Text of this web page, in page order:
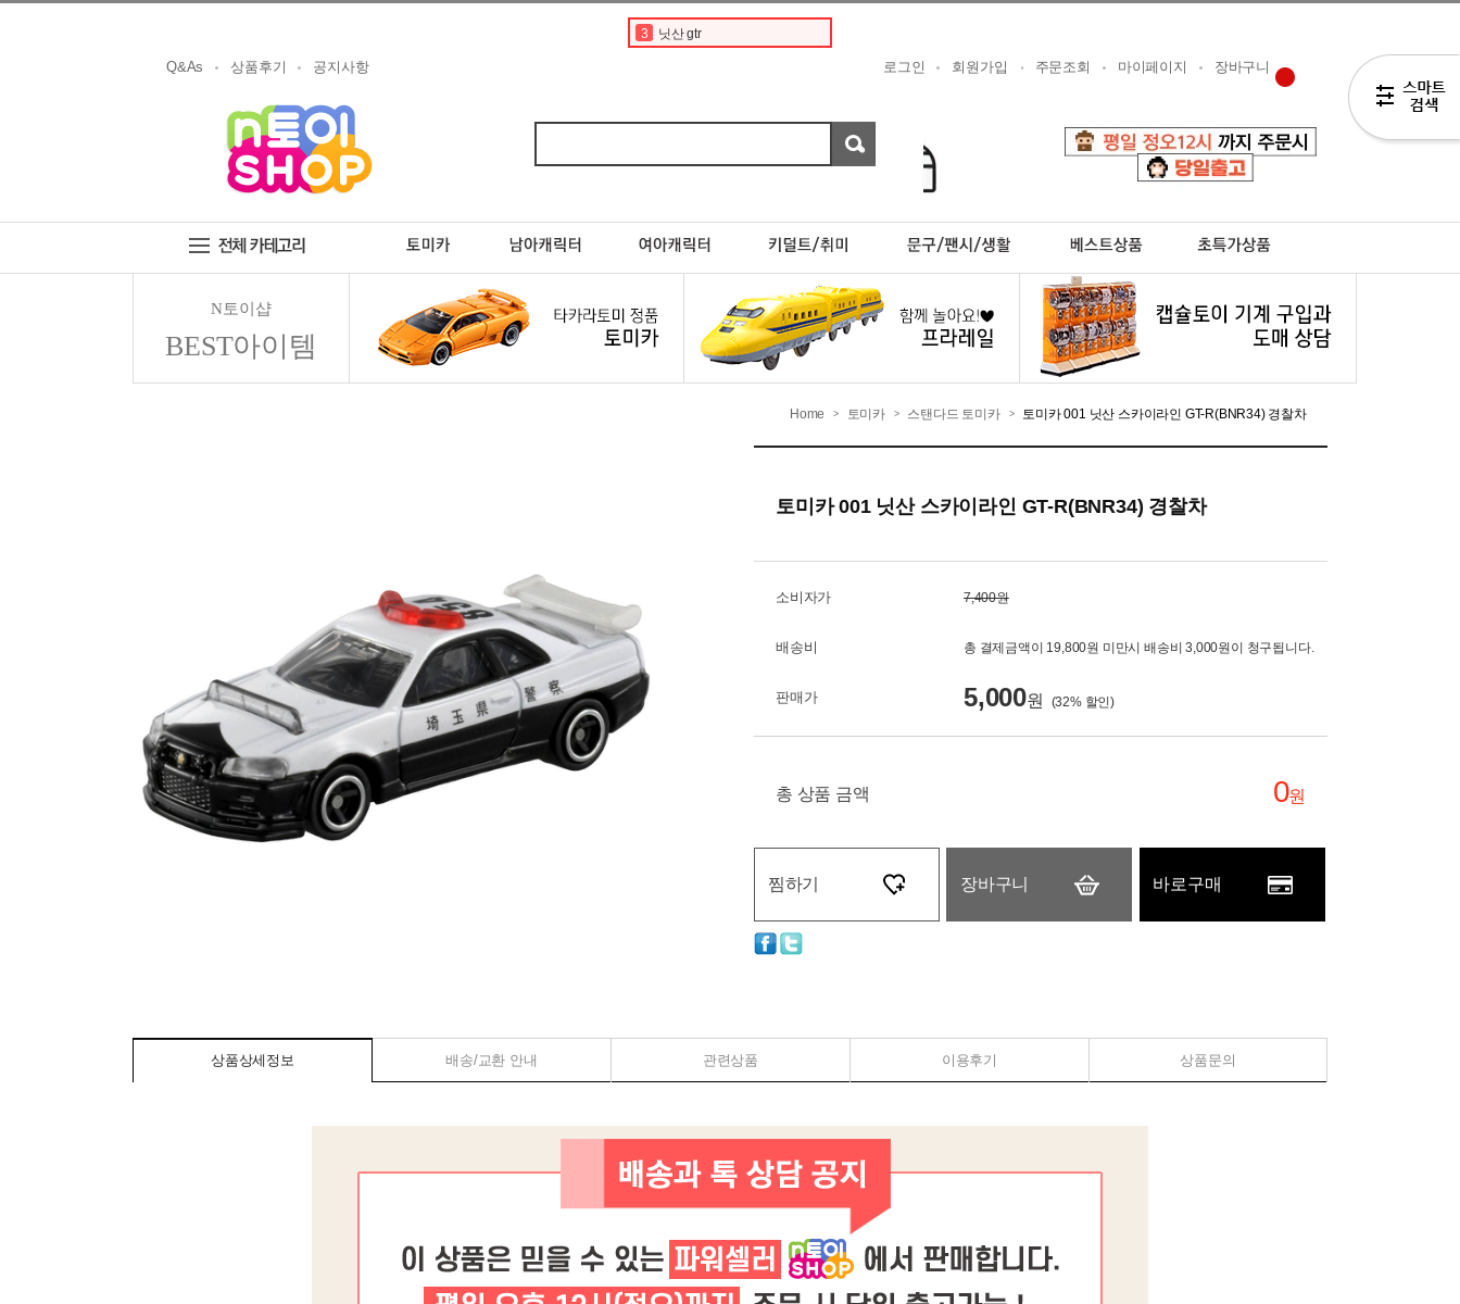
3 닛산 gtr
6 닛산 스카이라인
9 포켓몬카드
10 rx7
2
Q&As 상품후기 공지사항 로그인 회원가입 주문조회 마이페이지 장바구니
N토이샵
BEST아이템
Home > 토미카 > 스탠다드 토미카 > 토미카 001 닛산 스카이라인 GT-R(BNR34) 경찰차
토미카 001 닛산 스카이라인 GT-R(BNR34) 경찰차
소비자가 7,400원
배송비 총 결제금액이 19,800원 미만시 배송비 3,000원이 청구됩니다.
판매가 5,000원 (32% 할인)
총 상품 금액 0원
찜하기 장바구니 바로구매
상품상세정보 배송/교환 안내 관련상품 이용후기 상품문의